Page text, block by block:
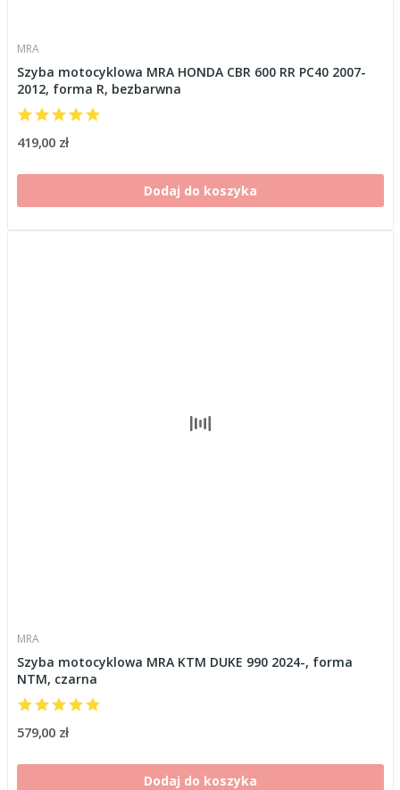
MRA
Szyba motocyklowa MRA HONDA CBR 600 RR PC40 2007-
2012, forma R, bezbarwna
419,00 zł
Dodaj do koszyka
MRA
Szyba motocyklowa MRA KTM DUKE 990 2024-, forma
NTM, czarna
579,00 zł
Dodaj do koszyka